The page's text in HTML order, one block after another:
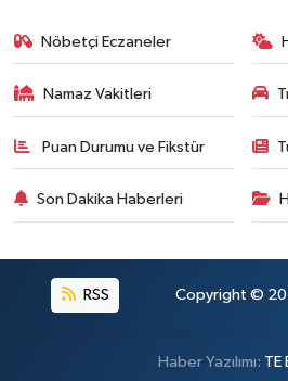
Nöbetçi Eczaneler
Namaz Vakitleri
Puan Durumu ve Fikstür
Son Dakika Haberleri
RSS Copyright ©
Haber Yazılımı: TE